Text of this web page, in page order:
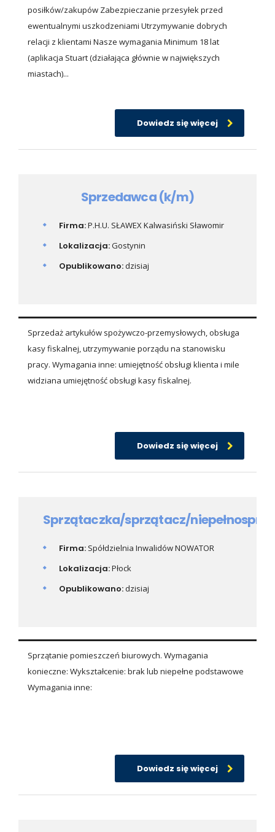
posiłków/zakupów Zabezpieczanie przesyłek przed
ewentualnymi uszkodzeniami Utrzymywanie dobrych
relacji z klientami Nasze wymagania Minimum 18 lat
(aplikacja Stuart (działająca głównie w największych
miastach)...
Dowiedz się więcej
Sprzedawca (k/m)
Firma:P.H.U. SŁAWEX Kalwasiński Sławomir
Lokalizacja:Gostynin
Opublikowano:dzisiaj
Sprzedaż artykułów spożywczo-przemysłowych, obsługa
kasy fiskalnej, utrzymywanie porządu na stanowisku
pracy. Wymagania inne: umiejętność obsługi klienta i mile
widziana umiejętność obsługi kasy fiskalnej.
Dowiedz się więcej
Sprzątaczka/sprzątacz/
Firma: Spółdzielnia Inwalidów NOWATOR
Lokalizacja:Płock
Opublikowano:dzisiaj
Sprzątanie pomieszczeń biurowych. Wymagania
konieczne: Wykształcenie: brak lub niepełne podstawowe
Wymagania inne:
Dowiedz się więcej